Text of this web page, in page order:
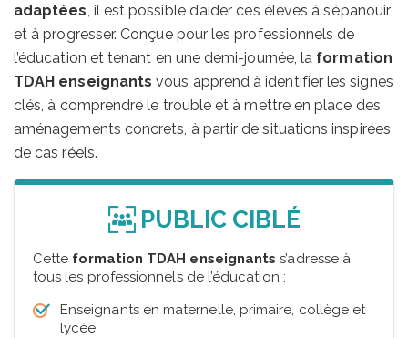
adaptées, il est possible d’aider ces élèves à s’épanouir
et à progresser. Conçue pour les professionnels de
l’éducation et tenant en une demi-journée, la formation
TDAH enseignants vous apprend à identifier les signes
clés, à comprendre le trouble et à mettre en place des
aménagements concrets, à partir de situations inspirées
de cas réels.
PUBLIC CIBLÉ
Cette formation TDAH enseignants s’adresse à
tous les professionnels de l’éducation :
Enseignants en maternelle, primaire, collège et
lycée